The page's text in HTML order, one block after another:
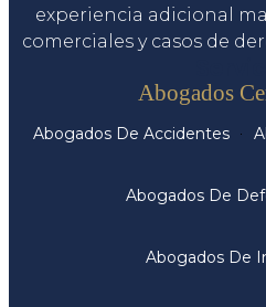
experiencia adicional
comerciales y casos de
Abogados
Abogados De Accidentes
Abogados De
Abogados De